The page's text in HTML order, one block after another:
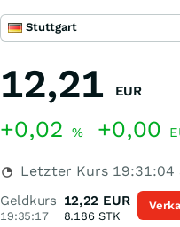
Stuttgart
12,21 EUR
+0,02 % +0,00
Letzter Kurs 19:31:04
Geldkurs
19:35:17
12,22 EUR
8.186STK